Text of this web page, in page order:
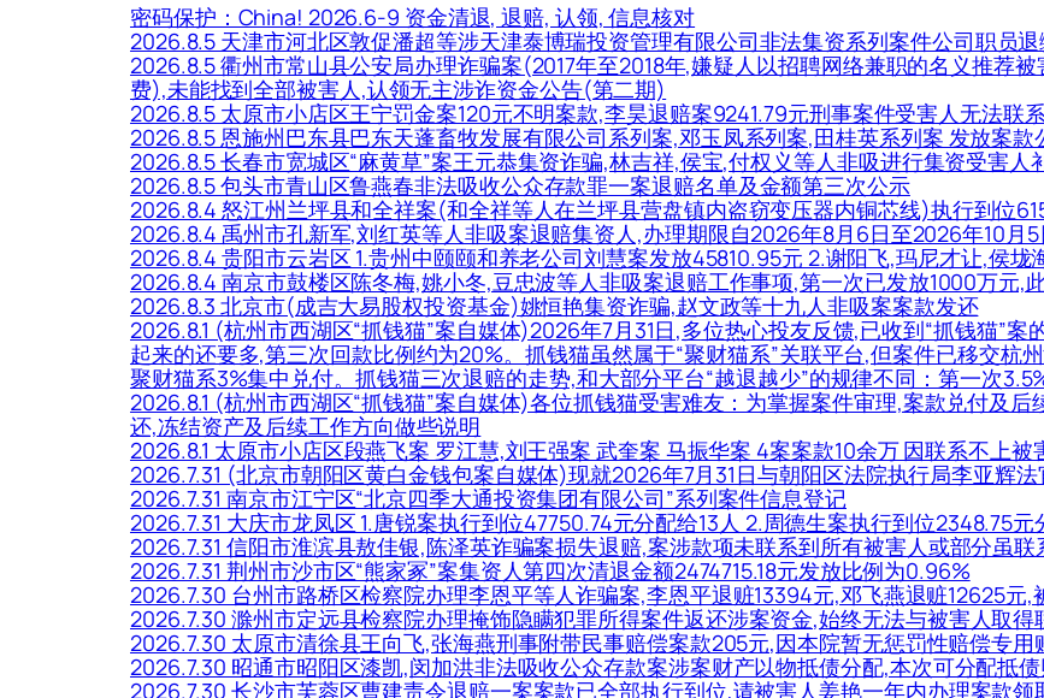
密码保护：China! 2026.6-9 资金清退, 退赔, 认领, 信息核对
2026.8.5 天津市河北区敦促潘超等涉天津泰博瑞投资管理有限公司非法集资系列案件公司职员
2026.8.5 衢州市常山县公安局办理诈骗案(2017年至2018年,嫌疑人以招聘网络兼职的名义推荐
费),未能找到全部被害人,认领无主涉诈资金公告(第二期)
2026.8.5 太原市小店区王宁罚金案120元不明案款,李昊退赔案9241.79元刑事案件受害人无法联
2026.8.5 恩施州巴东县巴东天蓬畜牧发展有限公司系列案,邓玉凤系列案,田桂英系列案 发放案款
2026.8.5 长春市宽城区“麻黄草”案王元恭集资诈骗,林吉祥,侯宝,付权义等人非吸进行集资受害人
2026.8.5 包头市青山区鲁燕春非法吸收公众存款罪一案退赔名单及金额第三次公示
2026.8.4 怒江州兰坪县和全祥案(和全祥等人在兰坪县营盘镇内盗窃变压器内铜芯线)执行到位
2026.8.4 禹州市孔新军,刘红英等人非吸案退赔集资人,办理期限自2026年8月6日至2026年10月5
2026.8.4 贵阳市云岩区 1.贵州中颐颐和养老公司刘慧案发放45810.95元 2.谢阳飞,玛尼才让,侯垅
2026.8.4 南京市鼓楼区陈冬梅,姚小冬,豆忠波等人非吸案退赔工作事项,第一次已发放1000万元,
2026.8.3 北京市(成吉大易股权投资基金)姚恒艳集资诈骗,赵文政等十九人非吸案案款发还
2026.8.1 (杭州市西湖区“抓钱猫”案自媒体)2026年7月31日,多位热心投友反馈,已收到“抓钱猫”
起来的还要多,第三次回款比例约为20%。抓钱猫虽然属于“聚财猫系”关联平台,但案件已移交杭
聚财猫系3%集中兑付。抓钱猫三次退赔的走势,和大部分平台“越退越少”的规律不同：第一次
2026.8.1 (杭州市西湖区“抓钱猫”案自媒体)各位抓钱猫受害难友：为掌握案件审理,案款兑付及
还,冻结资产及后续工作方向做些说明
2026.8.1 太原市小店区段燕飞案 罗江慧,刘王强案 武奎案 马振华案 4案案款10余万 因联系不上被
2026.7.31 (北京市朝阳区黄白金钱包案自媒体)现就2026年7月31日与朝阳区法院执行局李亚辉
2026.7.31 南京市江宁区“北京四季大通投资集团有限公司”系列案件信息登记
2026.7.31 大庆市龙凤区 1.唐锐案执行到位47750.74元分配给13人 2.周德生案执行到位2348.75元
2026.7.31 信阳市淮滨县敖佳银,陈泽英诈骗案损失退赔,案涉款项未联系到所有被害人或部分虽
2026.7.31 荆州市沙市区“熊家冢”案集资人第四次清退金额2474715.18元发放比例为0.96%
2026.7.30 台州市路桥区检察院办理李恩平等人诈骗案,李恩平退赃13394元,邓飞燕退赃12625元,
2026.7.30 滁州市定远县检察院办理掩饰隐瞒犯罪所得案件返还涉案资金,始终无法与被害人取得
2026.7.30 太原市清徐县王向飞,张海燕刑事附带民事赔偿案款205元,因本院暂无惩罚性赔偿专用
2026.7.30 昭通市昭阳区漆凯,闵加洪非法吸收公众存款案涉案财产以物抵债分配,本次可分配抵
2026.7.30 长沙市芙蓉区曹建责令退赔一案案款已全部执行到位,请被害人姜艳一年内办理案款领